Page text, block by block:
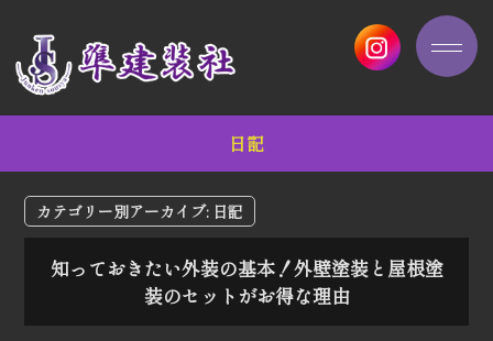
日記
カテゴリー別アーカイブ: 日記
知っておきたい外装の基本！外壁塗装と屋根塗
装のセットがお得な理由